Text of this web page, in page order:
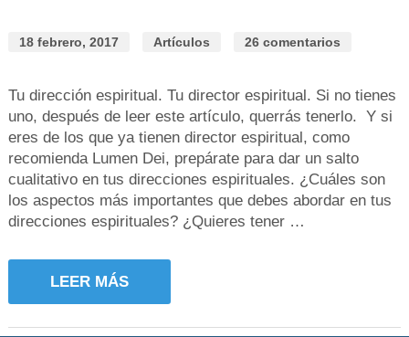
18 febrero, 2017 Artículos 26 comentarios
Tu dirección espiritual. Tu director espiritual. Si no tienes
uno, después de leer este artículo, querrás tenerlo. Y si
eres de los que ya tienen director espiritual, como
recomienda Lumen Dei, prepárate para dar un salto
cualitativo en tus direcciones espirituales. ¿Cuáles son
los aspectos más importantes que debes abordar en tus
direcciones espirituales? ¿Quieres tener …
LEER MÁS